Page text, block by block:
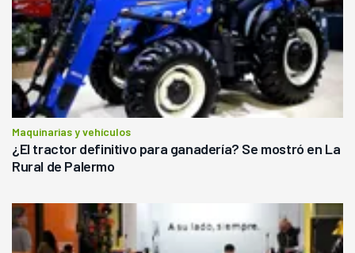
Maquinarias y vehículos
¿El tractor definitivo para ganadería? Se mostró en La
Rural de Palermo